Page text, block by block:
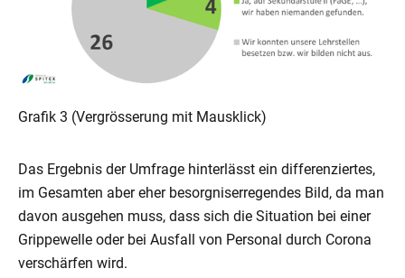
Grafik 3 (Vergrösserung mit Mausklick)
Das Ergebnis der Umfrage hinterlässt ein differenziertes,
im Gesamten aber eher besorgniserregendes Bild, da man
davon ausgehen muss, dass sich die Situation bei einer
Grippewelle oder bei Ausfall von Personal durch Corona
verschärfen wird.